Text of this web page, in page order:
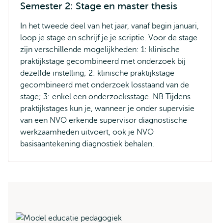
Semester 2: Stage en master thesis
In het tweede deel van het jaar, vanaf begin januari,
loop je stage en schrijf je je scriptie. Voor de stage
zijn verschillende mogelijkheden: 1: klinische
praktijkstage gecombineerd met onderzoek bij
dezelfde instelling; 2: klinische praktijkstage
gecombineerd met onderzoek losstaand van de
stage; 3: enkel een onderzoeksstage. NB Tijdens
praktijkstages kun je, wanneer je onder supervisie
van een NVO erkende supervisor diagnostische
werkzaamheden uitvoert, ook je NVO
basisaantekening diagnostiek behalen.